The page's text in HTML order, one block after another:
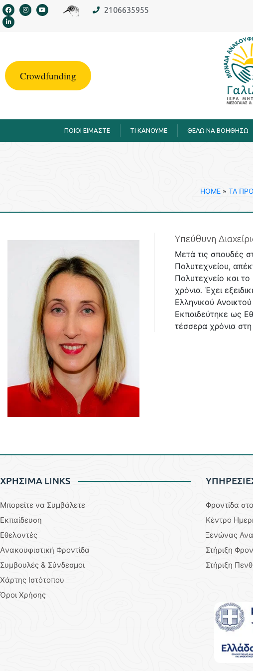
περιεχόμενο
2106635955
Crowdfunding
ΠΟΙΟΙ ΕΙΜΑΣΤΕ TI KANOYME ΘΕΛΩ ΝΑ ΒΟΗΘΗΣΩ
HOME » ΤΑ
Υπεύθυνη
Μετά τις σπουδές
Πολυτεχνείου,
Πολυτεχνείο και
χρόνια. Έχει
Ελληνικού
Εκπαιδεύτηκε ως
τέσσερα χρόνια
ΧΡΗΣΙΜΑ LINKS
Μπορείτε να Συμβάλετε
Εκπαίδευση
Εθελοντές
Aνακουφιστική Φροντίδα
Συμβουλές & Σύνδεσμοι
Χάρτης Ιστότοπου
Όροι Χρήσης
Φροντίδα στο
Κέντρο
Ξενώνας
Στήριξη
Στήριξη